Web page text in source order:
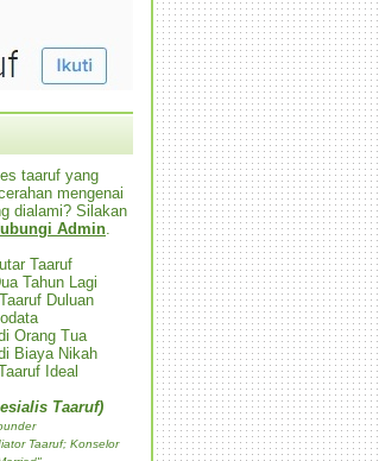
taaruf yang
mengenai
dialami? Silakan
Admin
Taaruf
Tahun Lagi
Duluan
Orang Tua
Biaya Nikah
Ideal
Taaruf)
Taaruf; Konselor